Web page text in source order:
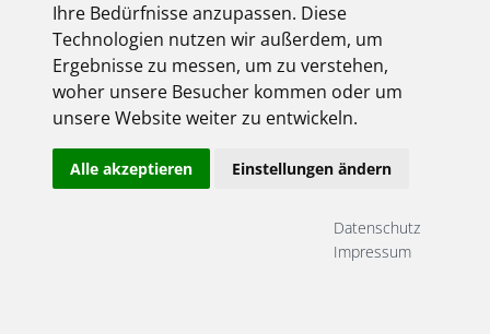
Ihre Bedürfnisse anzupassen. Diese
Technologien nutzen wir außerdem, um
Ergebnisse zu messen, um zu verstehen,
woher unsere Besucher kommen oder um
unsere Website weiter zu entwickeln.
Alle akzeptieren Einstellungen ändern
Datenschutz
Impressum